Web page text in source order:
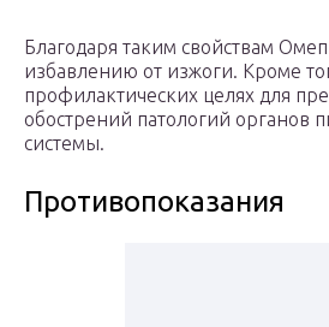
Благодаря таким свойствам
избавлению от изжоги. Кроме
профилактических целях для
обострений патологий органов
системы.
Противопоказания